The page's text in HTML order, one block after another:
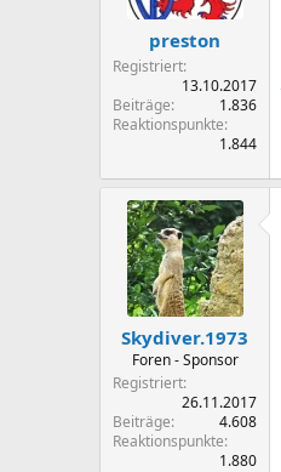
preston
Registriert
13.10.2017
Beiträge
1.836
Reaktionspunkte
1.844
Skydiver.1973
Foren - Sponsor
Registriert
26.11.2017
Beiträge
4.608
Reaktionspunkte
1.880